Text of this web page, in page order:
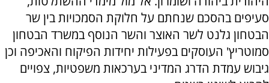
סעיפים בהסכם שנחתם על חלוקת הסמכויות בין שר
הבטחון גלנט לשר האוצר והשר הנוסף במשרד הבטחון
סמוטריץ' העוסקים בפעילות יחידות הפיקוח והאכיפה וכן
גיבוש עמדת הדרג המדיני בערכאות משפטיות, צפויים